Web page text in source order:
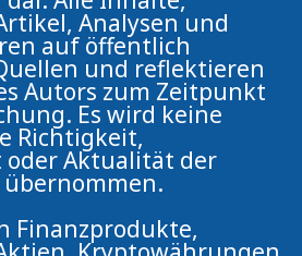
Analysen und
auf öffentlich
und reflektieren
Autors zum Zeitpunkt
Es wird keine
Richtigkeit,
Aktualität der
Finanzprodukte,